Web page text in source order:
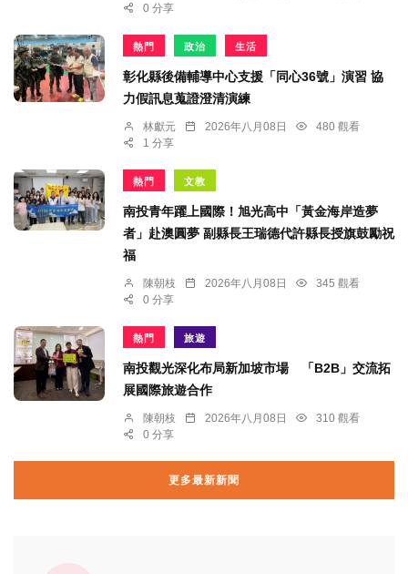
0 分享
熱門 政治 生活
彰化縣後備輔導中心支援「同心36號」演習 協
力假訊息蒐證澄清演練
林獻元 2026年八月08日
480 觀看
1 分享
熱門 文教
南投青年躍上國際！旭光高中「黃金海岸造夢
者」赴澳圓夢 副縣長王瑞德代許縣長授旗鼓勵祝
福
陳朝枝 2026年八月08日
345 觀看
0 分享
熱門 旅遊
南投觀光深化布局新加坡市場 「B2B」交流拓
展國際旅遊合作
陳朝枝 2026年八月08日
310 觀看
0 分享
更多最新新聞